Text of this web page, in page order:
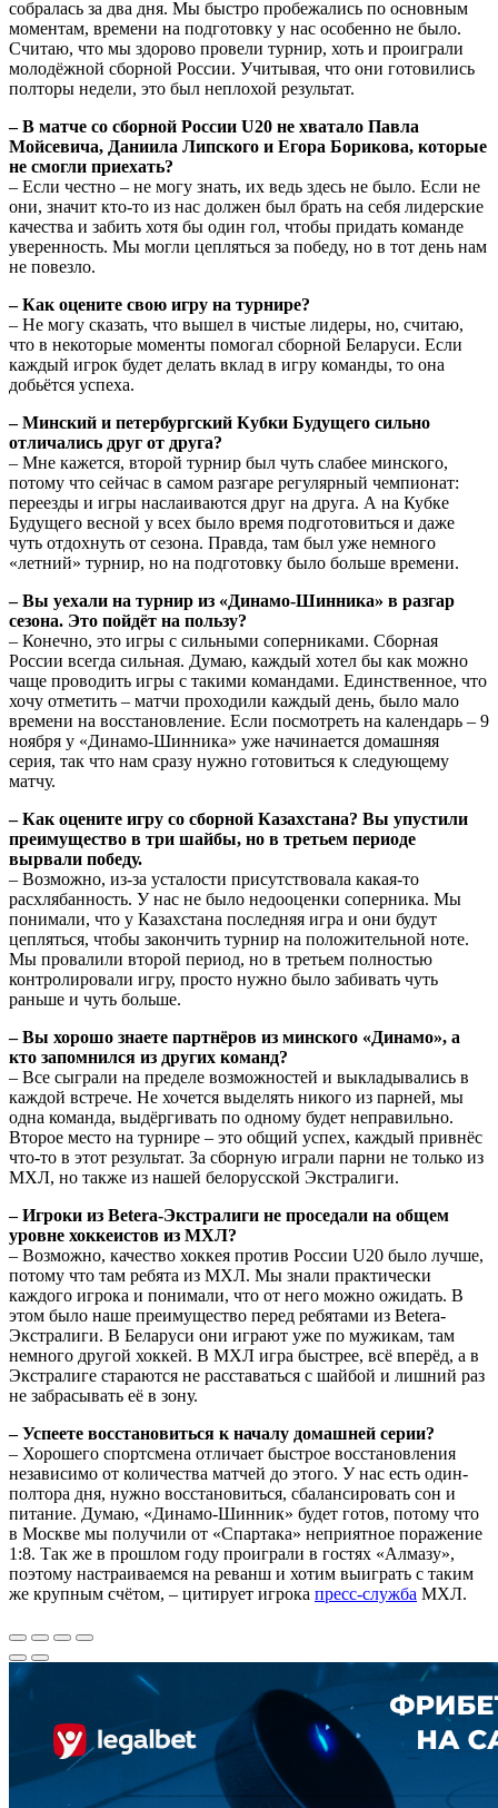
собралась за два дня. Мы быстро пробежались по основным
моментам, времени на подготовку у нас особенно не было.
Считаю, что мы здорово провели турнир, хоть и проиграли
молодёжной сборной России. Учитывая, что они готовились
полторы недели, это был неплохой результат.
– В матче со сборной России U20 не хватало Павла
Мойсевича, Даниила Липского и Егора Борикова, которые
не смогли приехать?
– Если честно – не могу знать, их ведь здесь не было. Если не
они, значит кто-то из нас должен был брать на себя лидерские
качества и забить хотя бы один гол, чтобы придать команде
уверенность. Мы могли цепляться за победу, но в тот день нам
не повезло.
– Как оцените свою игру на турнире?
– Не могу сказать, что вышел в чистые лидеры, но, считаю,
что в некоторые моменты помогал сборной Беларуси. Если
каждый игрок будет делать вклад в игру команды, то она
добьётся успеха.
– Минский и петербургский Кубки Будущего сильно
отличались друг от друга?
– Мне кажется, второй турнир был чуть слабее минского,
потому что сейчас в самом разгаре регулярный чемпионат:
переезды и игры наслаиваются друг на друга. А на Кубке
Будущего весной у всех было время подготовиться и даже
чуть отдохнуть от сезона. Правда, там был уже немного
«летний» турнир, но на подготовку было больше времени.
– Вы уехали на турнир из «Динамо-Шинника» в разгар
сезона. Это пойдёт на пользу?
– Конечно, это игры с сильными соперниками. Сборная
России всегда сильная. Думаю, каждый хотел бы как можно
чаще проводить игры с такими командами. Единственное, что
хочу отметить – матчи проходили каждый день, было мало
времени на восстановление. Если посмотреть на календарь – 9
ноября у «Динамо-Шинника» уже начинается домашняя
серия, так что нам сразу нужно готовиться к следующему
матчу.
– Как оцените игру со сборной Казахстана? Вы упустили
преимущество в три шайбы, но в третьем периоде
вырвали победу.
– Возможно, из-за усталости присутствовала какая-то
расхлябанность. У нас не было недооценки соперника. Мы
понимали, что у Казахстана последняя игра и они будут
цепляться, чтобы закончить турнир на положительной ноте.
Мы провалили второй период, но в третьем полностью
контролировали игру, просто нужно было забивать чуть
раньше и чуть больше.
– Вы хорошо знаете партнёров из минского «Динамо», а
кто запомнился из других команд?
– Все сыграли на пределе возможностей и выкладывались в
каждой встрече. Не хочется выделять никого из парней, мы
одна команда, выдёргивать по одному будет неправильно.
Второе место на турнире – это общий успех, каждый привнёс
что-то в этот результат. За сборную играли парни не только из
МХЛ, но также из нашей белорусской Экстралиги.
– Игроки из Betera-Экстралиги не проседали на общем
уровне хоккеистов из МХЛ?
– Возможно, качество хоккея против России U20 было лучше,
потому что там ребята из МХЛ. Мы знали практически
каждого игрока и понимали, что от него можно ожидать. В
этом было наше преимущество перед ребятами из Betera-
Экстралиги. В Беларуси они играют уже по мужикам, там
немного другой хоккей. В МХЛ игра быстрее, всё вперёд, а в
Экстралиге стараются не расставаться с шайбой и лишний раз
не забрасывать её в зону.
– Успеете восстановиться к началу домашней серии?
– Хорошего спортсмена отличает быстрое восстановления
независимо от количества матчей до этого. У нас есть один-
полтора дня, нужно восстановиться, сбалансировать сон и
питание. Думаю, «Динамо-Шинник» будет готов, потому что
в Москве мы получили от «Спартака» неприятное поражение
1:8. Так же в прошлом году проиграли в гостях «Алмазу»,
поэтому настраиваемся на реванш и хотим выиграть с таким
же крупным счётом, – цитирует игрока пресс-служба МХЛ.